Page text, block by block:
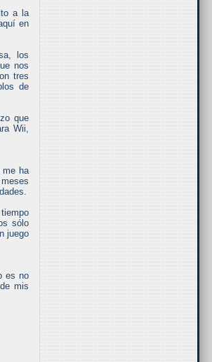
a la
en
los
nos
tres
de
que
Wii,
me ha
sólo
juego
es no
mis